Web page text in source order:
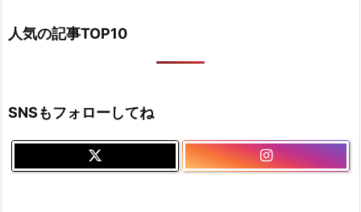
人気の記事TOP10
SNSもフォローしてね